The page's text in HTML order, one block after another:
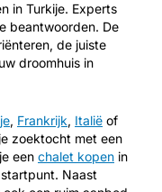
in Turkije. Experts
beantwoorden. De
de juiste
droomhuis in
, Frankrijk, Italië of
zoektocht met een
een chalet kopen in
Naast